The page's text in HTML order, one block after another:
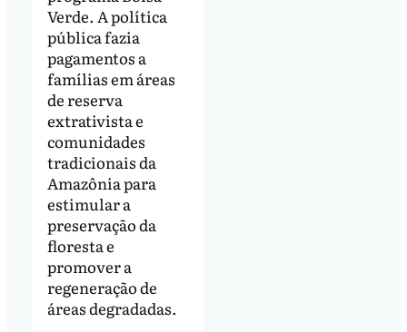
Verde. A política
pública fazia
pagamentos a
famílias em áreas
de reserva
extrativista e
comunidades
tradicionais da
Amazônia para
estimular a
preservação da
floresta e
promover a
regeneração de
áreas degradadas.